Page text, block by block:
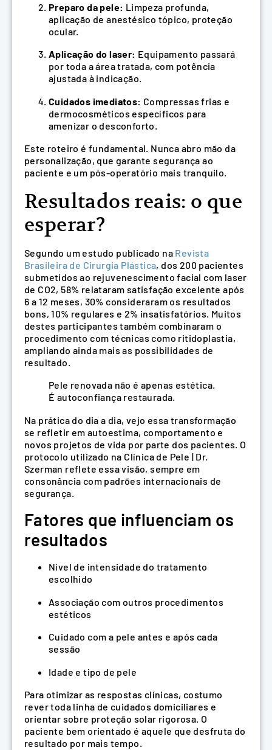
Preparo da pele: Limpeza profunda,
aplicação de anestésico tópico, proteção
ocular.
Aplicação do laser: Equipamento passará
por toda a área tratada, com potência
ajustada à indicação.
Cuidados imediatos: Compressas frias e
dermocosméticos específicos para
amenizar o desconforto.
Este roteiro é fundamental. Nunca abro mão da
personalização, que garante segurança ao
paciente e um pós-operatório mais tranquilo.
Resultados reais: o que
esperar?
Segundo um estudo publicado na Revista
Brasileira de Cirurgia Plástica, dos 200 pacientes
submetidos ao rejuvenescimento facial com laser
de CO2, 58% relataram satisfação excelente após
6 a 12 meses, 30% consideraram os resultados
bons, 10% regulares e 2% insatisfatórios. Muitos
destes participantes também combinaram o
procedimento com técnicas como ritidoplastia,
ampliando ainda mais as possibilidades de
resultado.
Pele renovada não é apenas estética.
É autoconfiança restaurada.
Na prática do dia a dia, vejo essa transformação
se refletir em autoestima, comportamento e
novos projetos de vida por parte dos pacientes. O
protocolo utilizado na Clínica de Pele | Dr.
Szerman reflete essa visão, sempre em
consonância com padrões internacionais de
segurança.
Fatores que influenciam os
resultados
Nível de intensidade do tratamento
escolhido
Associação com outros procedimentos
estéticos
Cuidado com a pele antes e após cada
sessão
Idade e tipo de pele
Para otimizar as respostas clínicas, costumo
rever toda linha de cuidados domiciliares e
orientar sobre proteção solar rigorosa. O
paciente bem orientado é aquele que desfruta do
resultado por mais tempo.